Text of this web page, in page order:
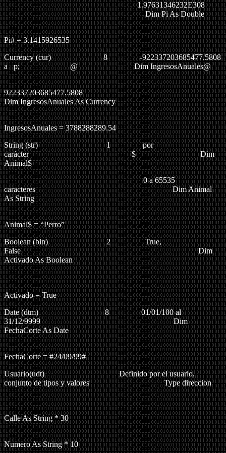
1.97631346232E308
Dim Pi As Double
Pi# = 3.1415926535
Currency (cur)
8 -922337203685477.5808
a p; @ Dim IngresosAnuales@
922337203685477.5808
Dim IngresosAnuales As Currency
IngresosAnuales = 3788288289.54
String (str)
1 por
carácter $ Dim
Animal$
0 a 65535
caracteresDim Animal
As String
Animal$ = “Perro”
Boolean (bin) 2
True,
False Dim
Activado As Boolean
Activado = True
Date (dtm)
8 01/01/100 al
31/12/9999 Dim
FechaCorte As Date
FechaCorte = #24/09/99#
Usuario(udt)
Definido por el usuario,
conjunto de tipos y valores
Type direccion
Calle As String * 30
Numero As String * 10